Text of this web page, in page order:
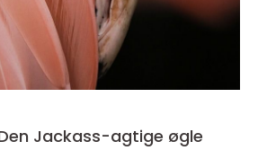
Jackass-agtige øgle